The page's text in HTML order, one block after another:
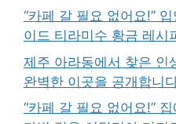
“카페 갈 필요 없어요!”
이드 티라미수 황금 레시
제주 아라동에서 찾은 인
완벽한 이곳을 공개합니
“카페 갈 필요 없어요!”